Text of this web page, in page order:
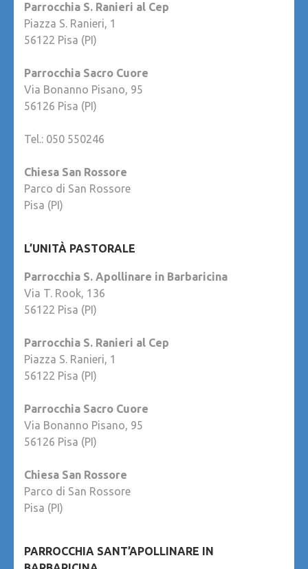
Parrocchia S. Ranieri al Cep
Piazza S. Ranieri, 1
56122 Pisa (PI)
Parrocchia Sacro Cuore
Via Bonanno Pisano, 95
56126 Pisa (PI)
Tel.: 050 550246
Chiesa San Rossore
Parco di San Rossore
Pisa (PI)
L’UNITÀ PASTORALE
Parrocchia S. Apollinare in Barbaricina
Via T. Rook, 136
56122 Pisa (PI)
Parrocchia S. Ranieri al Cep
Piazza S. Ranieri, 1
56122 Pisa (PI)
Parrocchia Sacro Cuore
Via Bonanno Pisano, 95
56126 Pisa (PI)
Chiesa San Rossore
Parco di San Rossore
Pisa (PI)
PARROCCHIA SANT’APOLLINARE IN